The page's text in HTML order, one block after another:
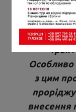
з нею
засобів у
з цим
внесення